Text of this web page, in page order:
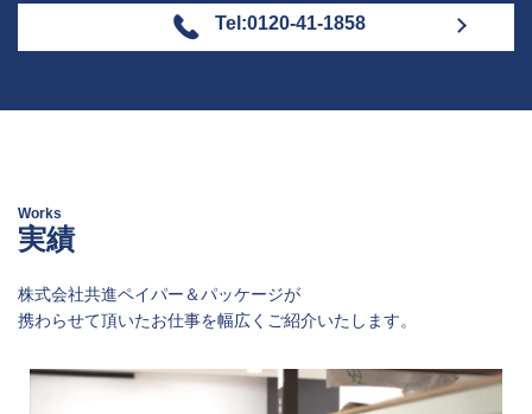
Tel:0120-41-1858
Works
実績
株式会社共進ペイパー＆パッケージが
携わらせて頂いたお仕事を幅広くご紹介いたします。